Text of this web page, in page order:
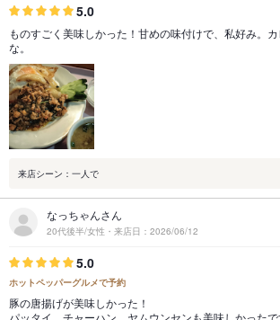
5.0
ものすごく美味しかった！甘めの味付けで、私好み。
な。
来店シーン：一人で
なっちゃんさん
20代後半/女性・来店日：2026/06/12
5.0
ホットペッパーグルメで予約
豚の唐揚げが美味しかった！
パッタイ、チャーハン、ヤムウンセンも美味しかった